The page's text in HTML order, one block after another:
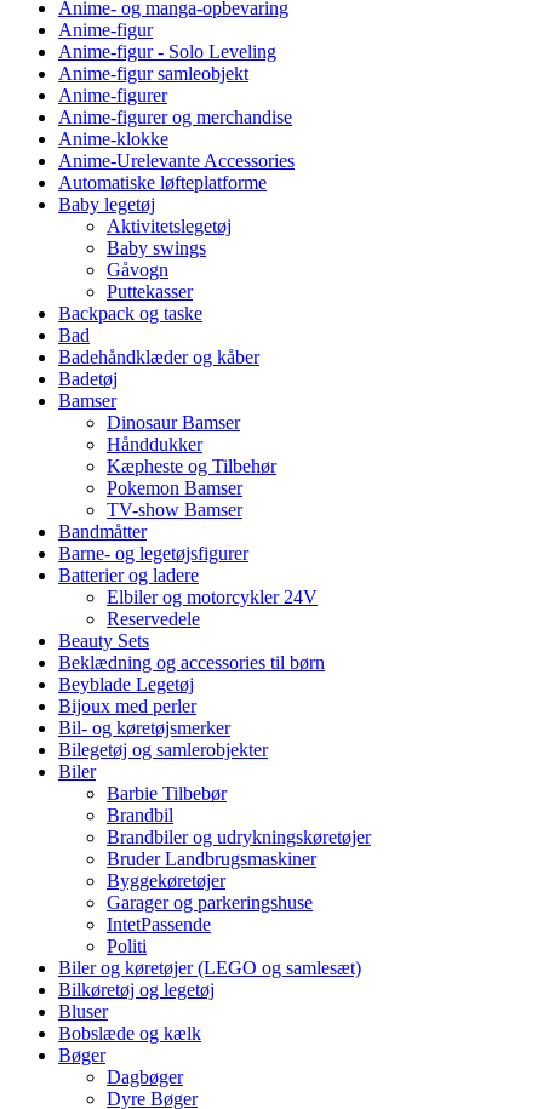
Anime- og manga-opbevaring
Anime-figur
Anime-figur - Solo Leveling
Anime-figur samleobjekt
Anime-figurer
Anime-figurer og merchandise
Anime-klokke
Anime-Urelevante Accessories
Automatiske løfteplatforme
Baby legetøj
Aktivitetslegetøj
Baby swings
Gåvogn
Puttekasser
Backpack og taske
Bad
Badehåndklæder og kåber
Badetøj
Bamser
Dinosaur Bamser
Hånddukker
Kæpheste og Tilbehør
Pokemon Bamser
TV-show Bamser
Bandmåtter
Barne- og legetøjsfigurer
Batterier og ladere
Elbiler og motorcykler 24V
Reservedele
Beauty Sets
Beklædning og accessories til børn
Beyblade Legetøj
Bijoux med perler
Bil- og køretøjsmerker
Bilegetøj og samlerobjekter
Biler
Barbie Tilbebør
Brandbil
Brandbiler og udrykningskøretøjer
Bruder Landbrugsmaskiner
Byggekøretøjer
Garager og parkeringshuse
IntetPassende
Politi
Biler og køretøjer (LEGO og samlesæt)
Bilkøretøj og legetøj
Bluser
Bobslæde og kælk
Bøger
Dagbøger
Dyre Bøger